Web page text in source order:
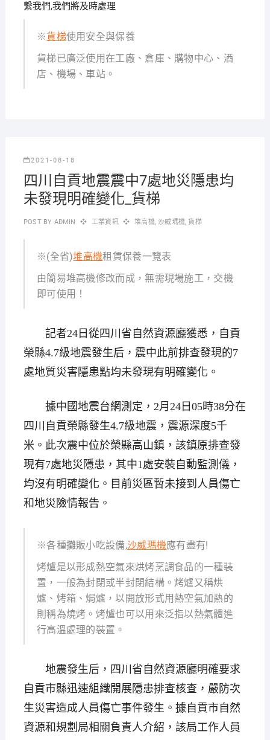
繫我們,我們將及時處理
※貨梯使用安全與保養
貨梯已廣泛使用在工廠、倉庫、購物中心、酒
店、機場、車站。
2021-08-18
四川自貢地震震中7處地災隱患均
未發現明確變化_貨梯
POST BY ADMIN 工業資訊 堆高機,沙威瑪機,貨梯
※(全省)堆高機租賃保養一覽表
由簡易堆高機修改而成，無需現場施工，交機
即可使用！
記者24日從四川省自然資源廳獲悉，自貢
榮縣4.7級地震發生后，震中此前排查發現的7
處地質災害隱患點均未發現有明確變化。
據中國地震台網測定，2月24日05時38分在
四川自貢榮縣發生4.7級地震，震源深度5千
米。此次震中位於榮縣高山鎮，該鎮原排查發
現有7處地災隱患，其中1處安裝自動監測儀，
均沒有明確變化。目前災區暫未接到人員傷亡
和地災險情報告。
※各種攤販小吃設備,沙威瑪機應有盡有!
烤爐是以形成熱空氣來烘烤烹調食品的一種裝
置，一般為封閉或半封閉結構。烤爐又稱烘
爐、烤箱、焗爐，以開放形式用熱空氣加熱的
則稱為燒烤。烤爐也可以用來泛指以熱氣體進
行高溫處理的裝置。
地震發生后，四川省自然資源廳明確要求
自貢市縣迅速組織開展隱患排查核查，嚴防次
生災害造成人員傷亡事件發生。據自貢市自然
資源和規劃局相關負責人介紹，該局工作人員